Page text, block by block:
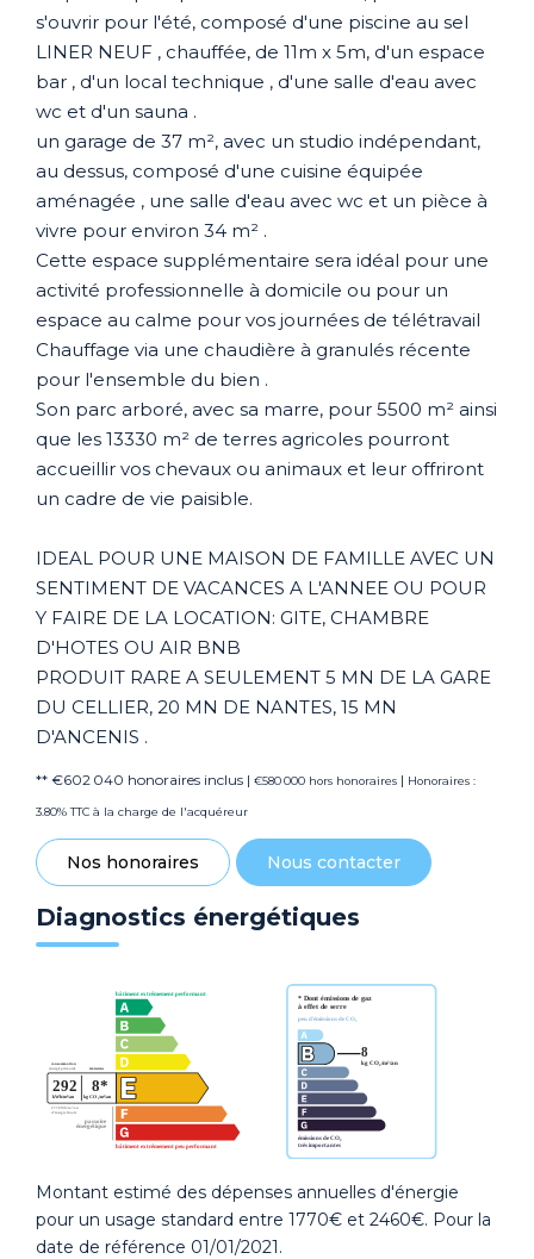
s'ouvrir pour l'été, composé d'une piscine au sel
LINER NEUF , chauffée, de 11m x 5m, d'un espace
bar , d'un local technique , d'une salle d'eau avec
wc et d'un sauna .
un garage de 37 m², avec un studio indépendant,
au dessus, composé d'une cuisine équipée
aménagée , une salle d'eau avec wc et un pièce à
vivre pour environ 34 m² .
Cette espace supplémentaire sera idéal pour une
activité professionnelle à domicile ou pour un
espace au calme pour vos journées de télétravail
Chauffage via une chaudière à granulés récente
pour l'ensemble du bien .
Son parc arboré, avec sa marre, pour 5500 m² ainsi
que les 13330 m² de terres agricoles pourront
accueillir vos chevaux ou animaux et leur offriront
un cadre de vie paisible.
IDEAL POUR UNE MAISON DE FAMILLE AVEC UN
SENTIMENT DE VACANCES A L'ANNEE OU POUR
Y FAIRE DE LA LOCATION: GITE, CHAMBRE
D'HOTES OU AIR BNB
PRODUIT RARE A SEULEMENT 5 MN DE LA GARE
DU CELLIER, 20 MN DE NANTES, 15 MN
D'ANCENIS .
** €602 040 honoraires inclus | €580 000 hors honoraires | Honoraires :
3.80% TTC à la charge de l'acquéreur
Nos honoraires Nous contacter
Diagnostics énergétiques
Montant estimé des dépenses annuelles d'énergie
pour un usage standard entre 1770€ et 2460€. Pour la
date de référence 01/01/2021.